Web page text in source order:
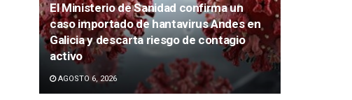
El Ministerio de Sanidad confirma un
caso importado de hantavirus Andes en
Galicia y descarta riesgo de contagio
activo
AGOSTO 6, 2026